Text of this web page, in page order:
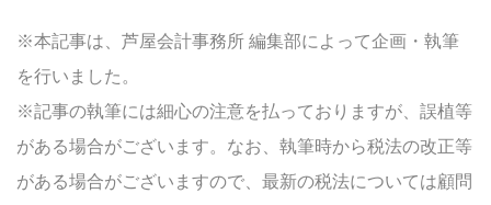
※本記事は、芦屋会計事務所 編集部によって企画・執筆
を行いました。
※記事の執筆には細心の注意を払っておりますが、誤植等
がある場合がございます。なお、執筆時から税法の改正等
がある場合がございますので、最新の税法については顧問